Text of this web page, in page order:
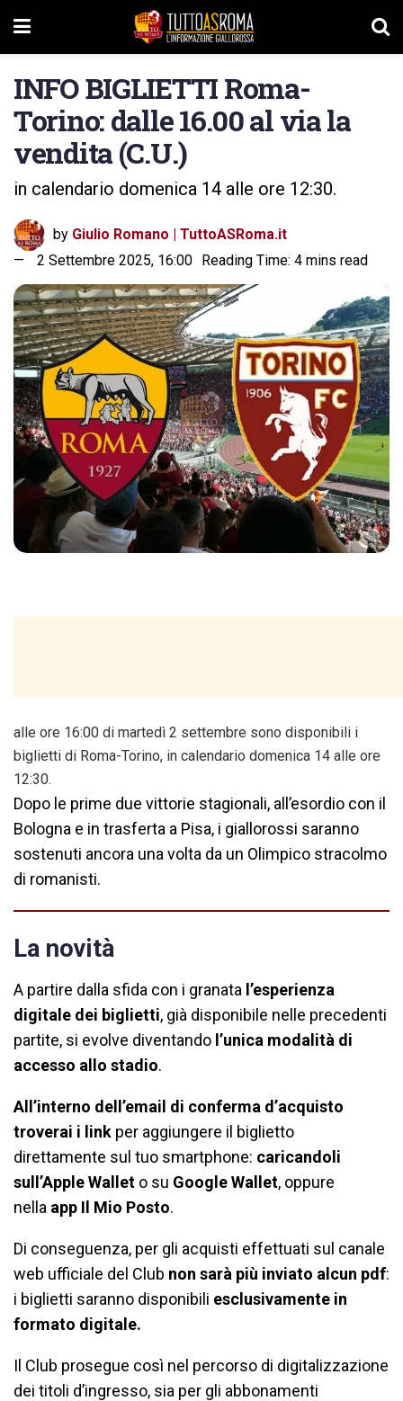
INFO BIGLIETTI Roma-
Torino: dalle 16.00 al via la
vendita (C.U.)
in calendario domenica 14 alle ore 12:30.
by Giulio Romano | TuttoASRoma.it
2 Settembre 2025, 16:00 Reading Time: 4 mins read
alle ore 16:00 di martedì 2 settembre sono disponibili i
biglietti di Roma-Torino, in calendario domenica 14 alle ore
12:30.
Dopo le prime due vittorie stagionali, all’esordio con il
Bologna e in trasferta a Pisa, i giallorossi saranno
sostenuti ancora una volta da un Olimpico stracolmo
di romanisti.
La novità
A partire dalla sfida con i granata l’esperienza
digitale dei biglietti, già disponibile nelle precedenti
partite, si evolve diventando l’unica modalità di
accesso allo stadio.
All’interno dell’email di conferma d’acquisto
troverai i link per aggiungere il biglietto
direttamente sul tuo smartphone: caricandoli
sull’Apple Wallet o su Google Wallet, oppure
nella app Il Mio Posto.
Di conseguenza, per gli acquisti effettuati sul canale
web ufficiale del Club non sarà più inviato alcun pdf:
i biglietti saranno disponibili esclusivamente in
formato digitale.
Il Club prosegue così nel percorso di digitalizzazione
dei titoli d’ingresso, sia per gli abbonamenti